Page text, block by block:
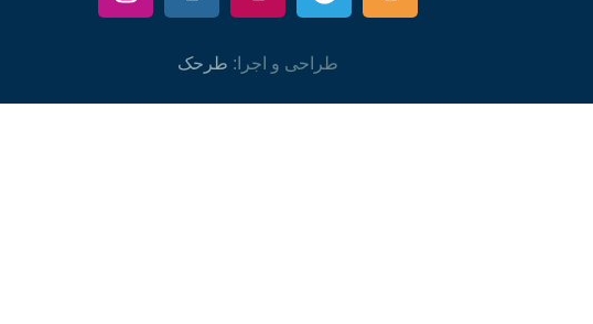
طراحی و اجرا: طرحک